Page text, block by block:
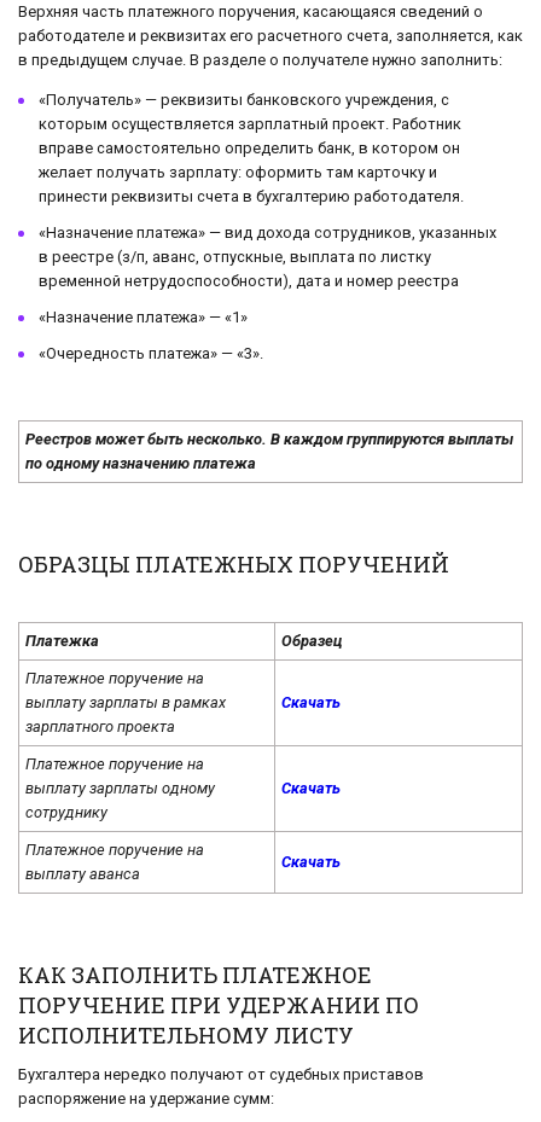
Верхняя часть платежного поручения, касающаяся сведений о
работодателе и реквизитах его расчетного счета, заполняется, как
в предыдущем случае. В разделе о получателе нужно заполнить:
«Получатель» — реквизиты банковского учреждения, с
которым осуществляется зарплатный проект. Работник
вправе самостоятельно определить банк, в котором он
желает получать зарплату: оформить там карточку и
принести реквизиты счета в бухгалтерию работодателя.
«Назначение платежа» — вид дохода сотрудников, указанных
в реестре (з/п, аванс, отпускные, выплата по листку
временной нетрудоспособности), дата и номер реестра
«Назначение платежа» — «1»
«Очередность платежа» — «3».
Реестров может быть несколько. В каждом группируются выплаты
по одному назначению платежа
ОБРАЗЦЫ ПЛАТЕЖНЫХ ПОРУЧЕНИЙ
Платежка Образец
Платежное поручение на
выплату зарплаты в рамках
зарплатного проекта
Скачать
Платежное поручение на
выплату зарплаты одному
сотруднику
Скачать
Платежное поручение на
выплату аванса
Скачать
КАК ЗАПОЛНИТЬ ПЛАТЕЖНОЕ
ПОРУЧЕНИЕ ПРИ УДЕРЖАНИИ ПО
ИСПОЛНИТЕЛЬНОМУ ЛИСТУ
Бухгалтера нередко получают от судебных приставов
распоряжение на удержание сумм: